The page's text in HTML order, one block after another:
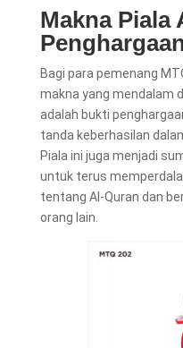
Makna Piala
Bagi para pemenang
makna yang mendalam
adalah bukti
tanda keberhasilan
Piala ini juga menjadi
untuk terus
tentang Al-Quran dan
orang lain.